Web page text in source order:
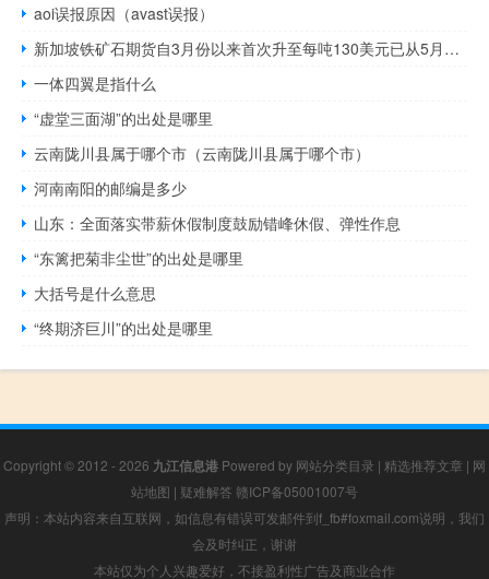
aoi误报原因（avast误报）
新加坡铁矿石期货自3月份以来首次升至每吨130美元已从5月底创下的年内低点上涨逾三分之一
一体四翼是指什么
“虚堂三面湖”的出处是哪里
云南陇川县属于哪个市（云南陇川县属于哪个市）
河南南阳的邮编是多少
山东：全面落实带薪休假制度鼓励错峰休假、弹性作息
“东篱把菊非尘世”的出处是哪里
大括号是什么意思
“终期济巨川”的出处是哪里
Copyright © 2012 - 2026 九江信息港 Powered by 网站分类目录 | 精选推荐文章 | 网
站地图 | 疑难解答 赣ICP备05001007号
声明：本站内容来自互联网，如信息有错误可发邮件到f_fb#foxmail.com说明，我们
会及时纠正，谢谢
本站仅为个人兴趣爱好，不接盈利性广告及商业合作